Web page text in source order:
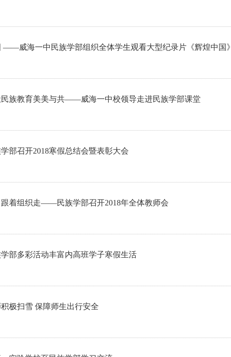
——威海一中民族学部组织全体学生观看大型纪录片《辉煌中国》
族教育美美与共——威海一中校领导走进民族学部课堂
部召开2018寒假总结会暨表彰大会
着组织走——民族学部召开2018年全体教师会
部多彩活动丰富内高班学子寒假生活
极扫雪 保障师生出行安全